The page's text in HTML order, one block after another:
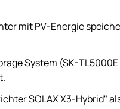
mit PV-Energie
System (SK-
SOLAX X3-Hybrid"